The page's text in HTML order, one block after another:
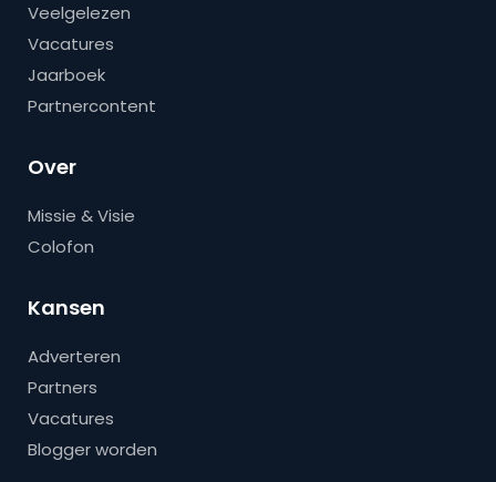
Veelgelezen
Vacatures
Jaarboek
Partnercontent
Over
Missie & Visie
Colofon
Kansen
Adverteren
Partners
Vacatures
Blogger worden